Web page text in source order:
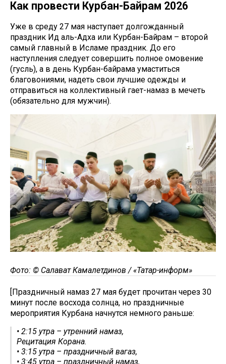
Как провести Курбан-Байрам 2026
Уже в среду 27 мая наступает долгожданный
праздник Ид аль-Адха или Курбан-Байрам – второй
самый главный в Исламе праздник. До его
наступления следует совершить полное омовение
(гусль), а в день Курбан-байрама умаститься
благовониями, надеть свои лучшие одежды и
отправиться на коллективный гает-намаз в мечеть
(обязательно для мужчин).
Фото: © Салават Камалетдинов / «Татар-информ»
[Праздничный намаз 27 мая будет прочитан через 30
минут после восхода солнца, но праздничные
мероприятия Курбана начнутся немного раньше:
• 2:15 утра – утренний намаз,
Рецитация Корана.
• 3:15 утра – праздничный вагаз,
• 3:45 утра – праздничный намаз,